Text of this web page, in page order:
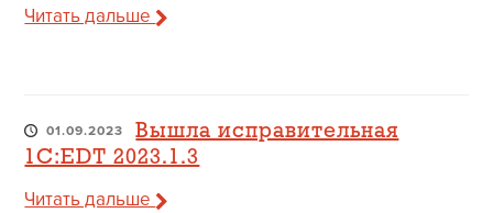
Читать дальше
01.09.2023
Вышла исправительная
1C:EDT 2023.1.3
Читать дальше